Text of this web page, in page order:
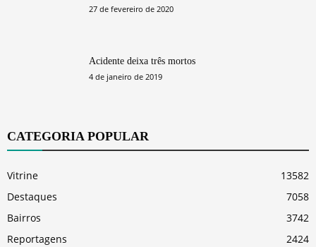
27 de fevereiro de 2020
Acidente deixa três mortos
4 de janeiro de 2019
CATEGORIA POPULAR
Vitrine
13582
Destaques
7058
Bairros
3742
Reportagens
2424